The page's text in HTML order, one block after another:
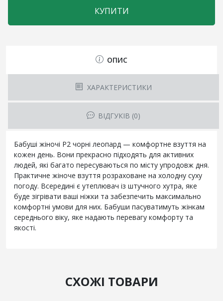
КУПИТИ
ОПИС
ХАРАКТЕРИСТИКИ
ВІДГУКІВ (0)
Бабуші жіночі Р2 чорні леопард — комфортне взуття на
кожен день. Вони прекрасно підходять для активних
людей, які багато пересуваються по місту упродовж дня.
Практичне жіноче взуття розраховане на холодну суху
погоду. Всередині є утеплювач із штучного хутра, яке
буде зігрівати ваші ніжки та забезпечить максимально
комфортні умови для них. Бабуши пасуватимуть жінкам
середнього віку, яке надають перевагу комфорту та
якості.
СХОЖІ ТОВАРИ